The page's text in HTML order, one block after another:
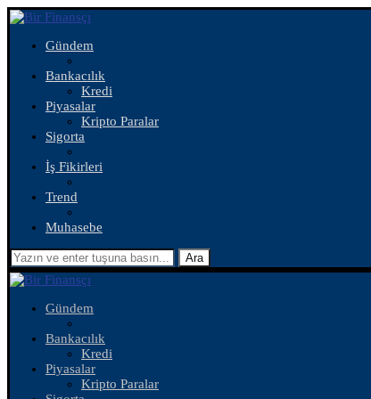
Gündem
Bankacılık
Kredi
Piyasalar
Kripto Paralar
Sigorta
İş Fikirleri
Trend
Muhasebe
Ara
Gündem
Bankacılık
Kredi
Piyasalar
Kripto Paralar